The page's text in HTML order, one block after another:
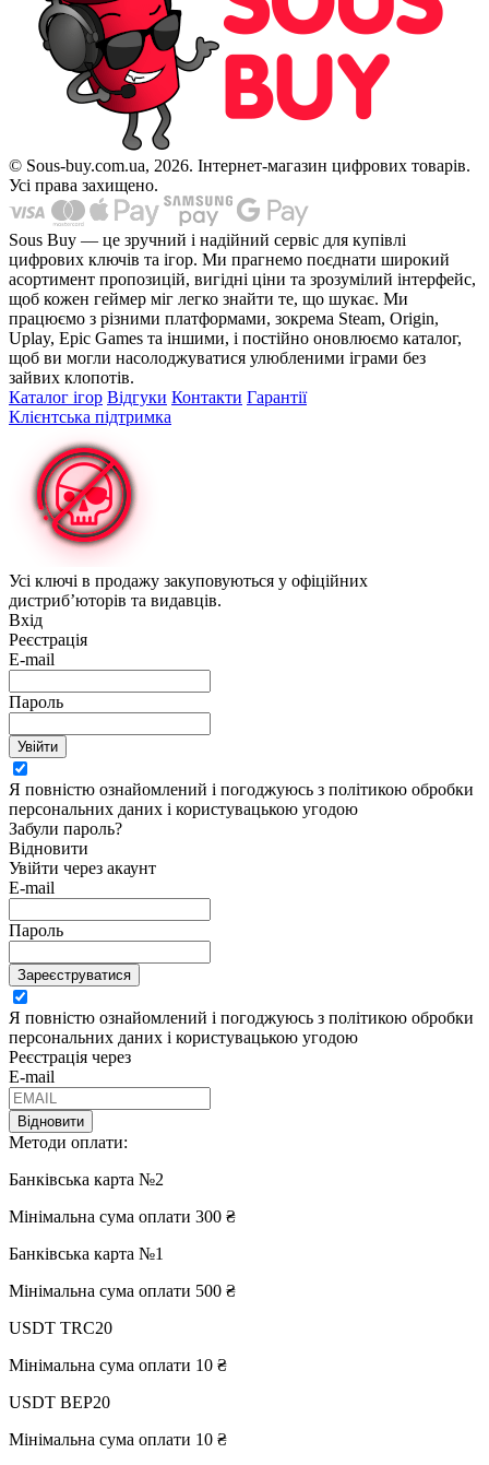
© Sous-buy.com.ua, 2026. Інтернет-магазин цифрових товарів.
Усі права захищено.
Sous Buy — це зручний і надійний сервіс для купівлі
цифрових ключів та ігор. Ми прагнемо поєднати широкий
асортимент пропозицій, вигідні ціни та зрозумілий інтерфейс,
щоб кожен геймер міг легко знайти те, що шукає. Ми
працюємо з різними платформами, зокрема Steam, Origin,
Uplay, Epic Games та іншими, і постійно оновлюємо каталог,
щоб ви могли насолоджуватися улюбленими іграми без
зайвих клопотів.
Каталог ігор Відгуки Контакти Гарантії
Клієнтська підтримка
Усі ключі в продажу закуповуються у офіційних
дистриб’юторів та видавців.
Вхід
Реєстрація
E-mail
Пароль
Увійти
Я повністю ознайомлений і погоджуюсь з політикою обробки
персональних даних і користувацькою угодою
Забули пароль?
Відновити
Увійти через акаунт
E-mail
Пароль
Зареєструватися
Я повністю ознайомлений і погоджуюсь з політикою обробки
персональних даних і користувацькою угодою
Реєстрація через
E-mail
Відновити
Методи оплати:
Банківська карта №2
Мінімальна сума оплати 300 ₴
Банківська карта №1
Мінімальна сума оплати 500 ₴
USDT TRC20
Мінімальна сума оплати 10 ₴
USDT BEP20
Мінімальна сума оплати 10 ₴